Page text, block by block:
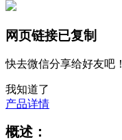
网页链接已复制
快去微信分享给好友吧！
我知道了
产品详情
概述：